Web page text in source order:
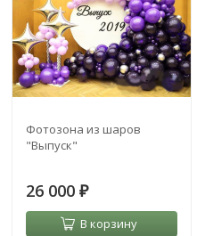
Фотозона из шаров
"Выпуск"
26 000 ₽
В корзину